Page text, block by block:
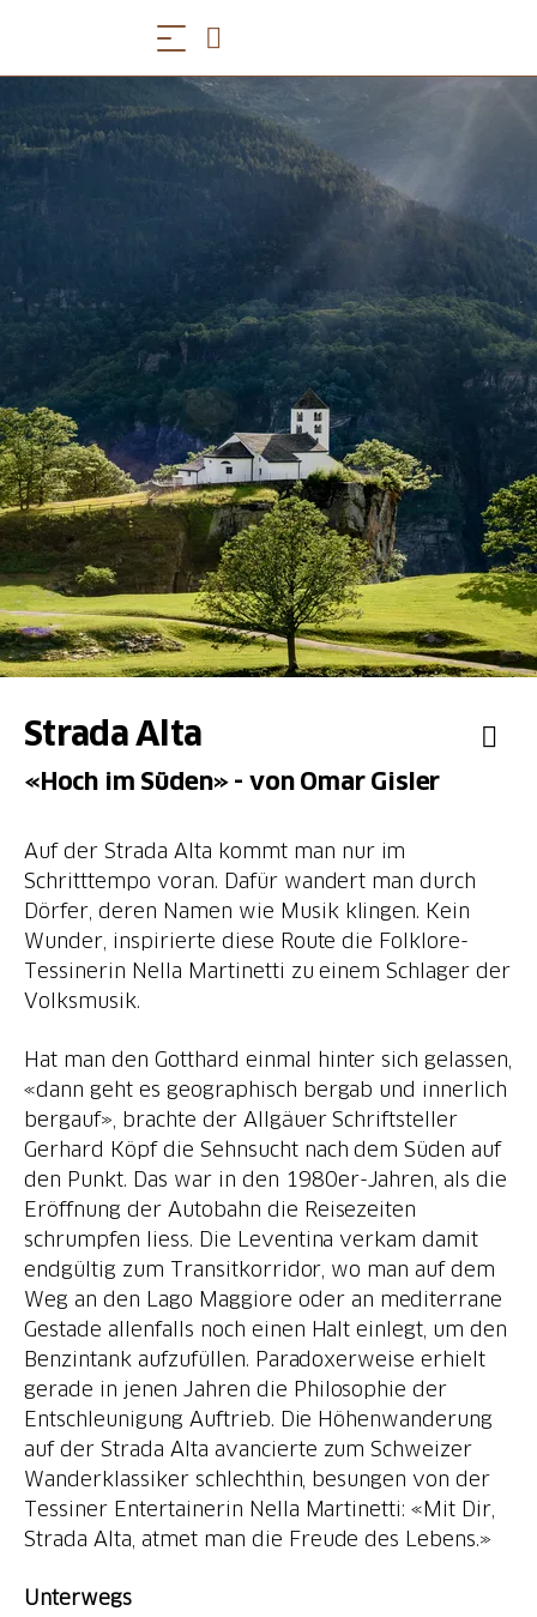
Strada Alta
«Hoch im Süden» - von Omar Gisler
Auf der Strada Alta kommt man nur im
Schritttempo voran. Dafür wandert man durch
Dörfer, deren Namen wie Musik klingen. Kein
Wunder, inspirierte diese Route die Folklore-
Tessinerin Nella Martinetti zu einem Schlager der
Volksmusik.
Hat man den Gotthard einmal hinter sich gelassen,
«dann geht es geographisch bergab und innerlich
bergauf», brachte der Allgäuer Schriftsteller
Gerhard Köpf die Sehnsucht nach dem Süden auf
den Punkt. Das war in den 1980er-Jahren, als die
Eröffnung der Autobahn die Reisezeiten
schrumpfen liess. Die Leventina verkam damit
endgültig zum Transitkorridor, wo man auf dem
Weg an den Lago Maggiore oder an mediterrane
Gestade allenfalls noch einen Halt einlegt, um den
Benzintank aufzufüllen. Paradoxerweise erhielt
gerade in jenen Jahren die Philosophie der
Entschleunigung Auftrieb. Die Höhenwanderung
auf der Strada Alta avancierte zum Schweizer
Wanderklassiker schlechthin, besungen von der
Tessiner Entertainerin Nella Martinetti: «Mit Dir,
Strada Alta, atmet man die Freude des Lebens.»
Unterwegs